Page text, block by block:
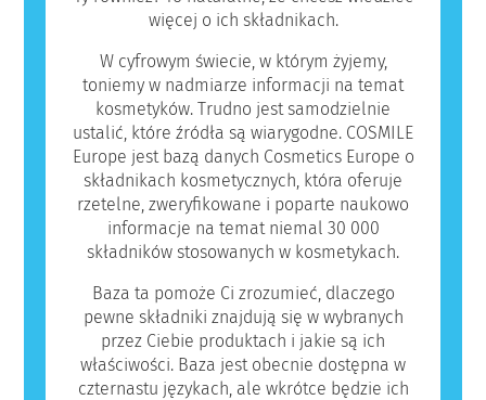
więcej o ich składnikach.
W cyfrowym świecie, w którym żyjemy,
toniemy w nadmiarze informacji na temat
kosmetyków. Trudno jest samodzielnie
ustalić, które źródła są wiarygodne. COSMILE
Europe jest bazą danych Cosmetics Europe o
składnikach kosmetycznych, która oferuje
rzetelne, zweryfikowane i poparte naukowo
informacje na temat niemal 30 000
składników stosowanych w kosmetykach.
Baza ta pomoże Ci zrozumieć, dlaczego
pewne składniki znajdują się w wybranych
przez Ciebie produktach i jakie są ich
właściwości. Baza jest obecnie dostępna w
czternastu językach, ale wkrótce będzie ich